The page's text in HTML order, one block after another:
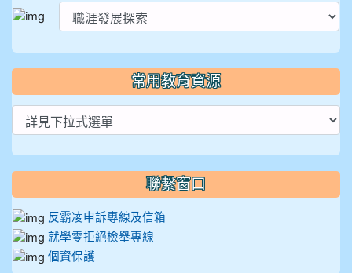
常用教育資源
聯繫窗口
反霸凌申訴專線及信箱
就學零拒絕檢舉專線
個資保護